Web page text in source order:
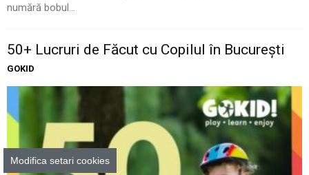
numără bobul...
50+ Lucruri de Făcut cu Copilul în București
GOKID
Modifica setari cookies